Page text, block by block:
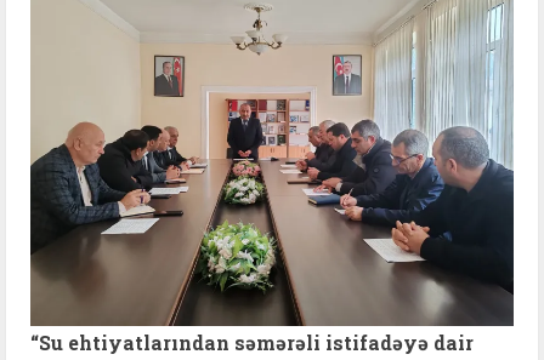
“Su ehtiyatlarından səmərəli istifadəyə dair